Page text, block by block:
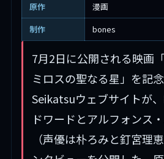
原作
漫画
制作
bones
7月2日に公開される映画
ミロスの聖なる星」を記
Seikatsuウェブサイトが
ドワードとアルフォンス
（声優は朴ろみと釘宮理